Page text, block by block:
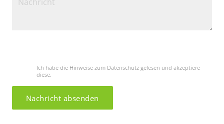
Ich habe die Hinweise zum Datenschutz gelesen und akzeptiere
diese.